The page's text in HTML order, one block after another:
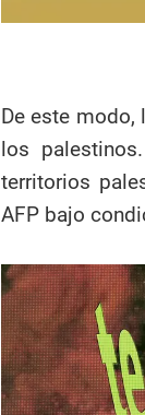
De este modo,
los
territorios
AFP bajo